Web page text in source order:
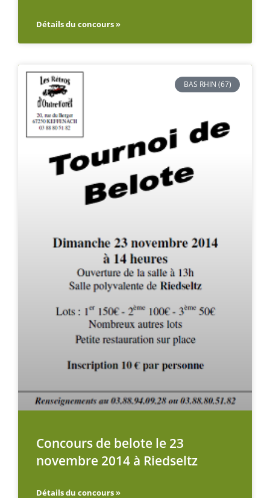
Détails du concours »
BAS RHIN (67)
Concours de belote le 23
novembre 2014 à Riedseltz
Détails du concours »